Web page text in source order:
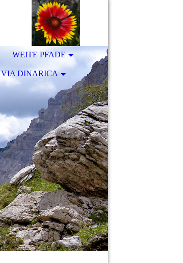
WEITE PFADE
VIA DINARICA